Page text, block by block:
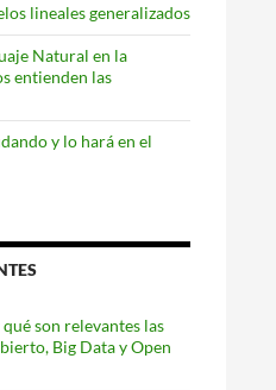
lineales generalizados
Natural en la
entienden las
y lo hará en el
son relevantes las
Big Data y Open